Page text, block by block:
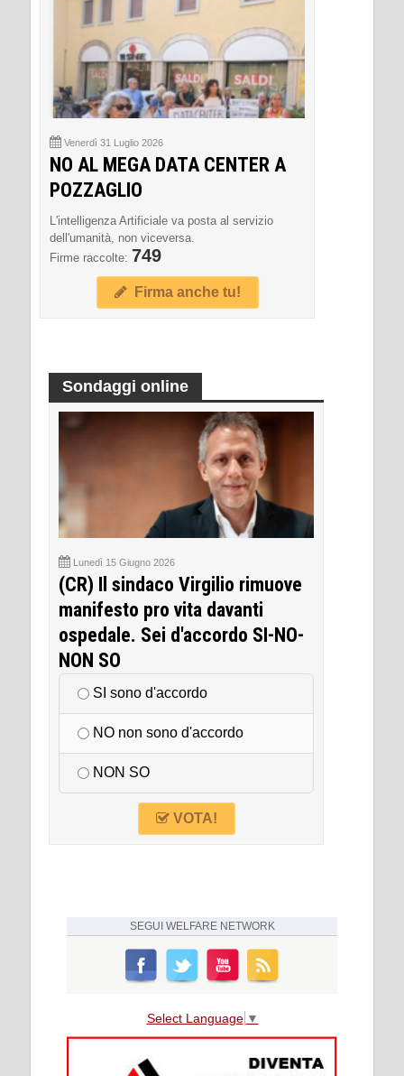
Venerdì 31 Luglio 2026
NO AL MEGA DATA CENTER A
POZZAGLIO
L'intelligenza Artificiale va posta al servizio
dell'umanità, non viceversa.
Firme raccolte: 749
Firma anche tu!
Sondaggi online
Lunedì 15 Giugno 2026
(CR) Il sindaco Virgilio rimuove
manifesto pro vita davanti
ospedale. Sei d'accordo SI-NO-
NON SO
SI sono d'accordo
NO non sono d'accordo
NON SO
VOTA!
SEGUI WELFARE NETWORK
Select Language ▼